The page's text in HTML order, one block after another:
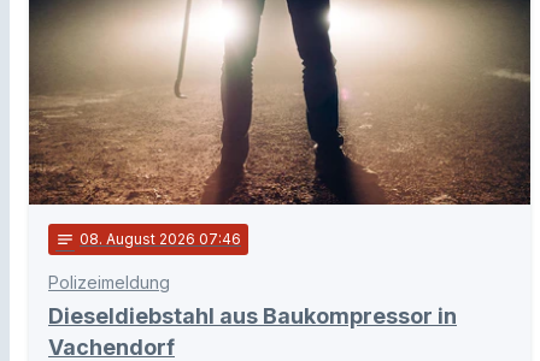
notes 08. August 2026 07:46
Polizeimeldung
Dieseldiebstahl aus Baukompressor in
Vachendorf